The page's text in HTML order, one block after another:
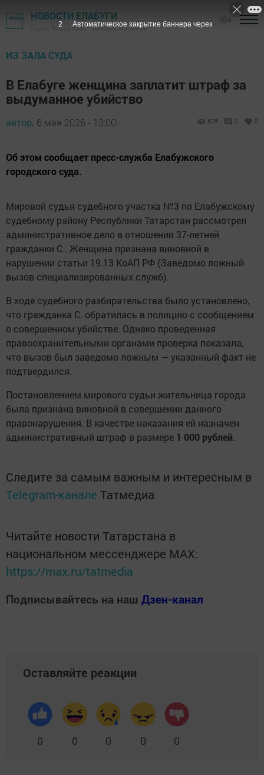
НОВОСТИ ЕЛАБУГИ
Газета "Новая Кама" - Елабужский район
ИЗ ЗАЛА СУДА
В Елабуге женщина заплатит штраф за
выдуманное убийство
автор, 6 мая 2026 - 13:00 625 0 0
Об этом сообщает пресс-служба Елабужского
городского суда.
Мировой судья судебного участка №3 по Елабужскому
судебному району Республики Татарстан рассмотрел
административное дело в отношении 37-летней
гражданки С.. Женщина признана виновной в
нарушении статьи 19.13 КоАП РФ (Заведомо ложный
вызов специализированных служб).
В ходе судебного разбирательства было установлено,
что гражданка С. обратилась в полицию с сообщением
о совершенном убийстве. Однако проведенная
правоохранительными органами проверка показала,
что вызов был заведомо ложным — указанный факт не
подтвердился.
Постановлением мирового судьи жительница города
была признана виновной в совершении данного
правонарушения. В качестве наказания ей назначен
административный штраф в размере 1 000 рублей.
Следите за самым важным и интересным в
Telegram-канале Татмедиа
Читайте новости Татарстана в
национальном мессенджере MАХ:
https://max.ru/tatmedia
Подписывайтесь на наш Дзен-канал
Оставляйте реакции
0 0 0 0 0
1 Автоматическое закрытие баннера через